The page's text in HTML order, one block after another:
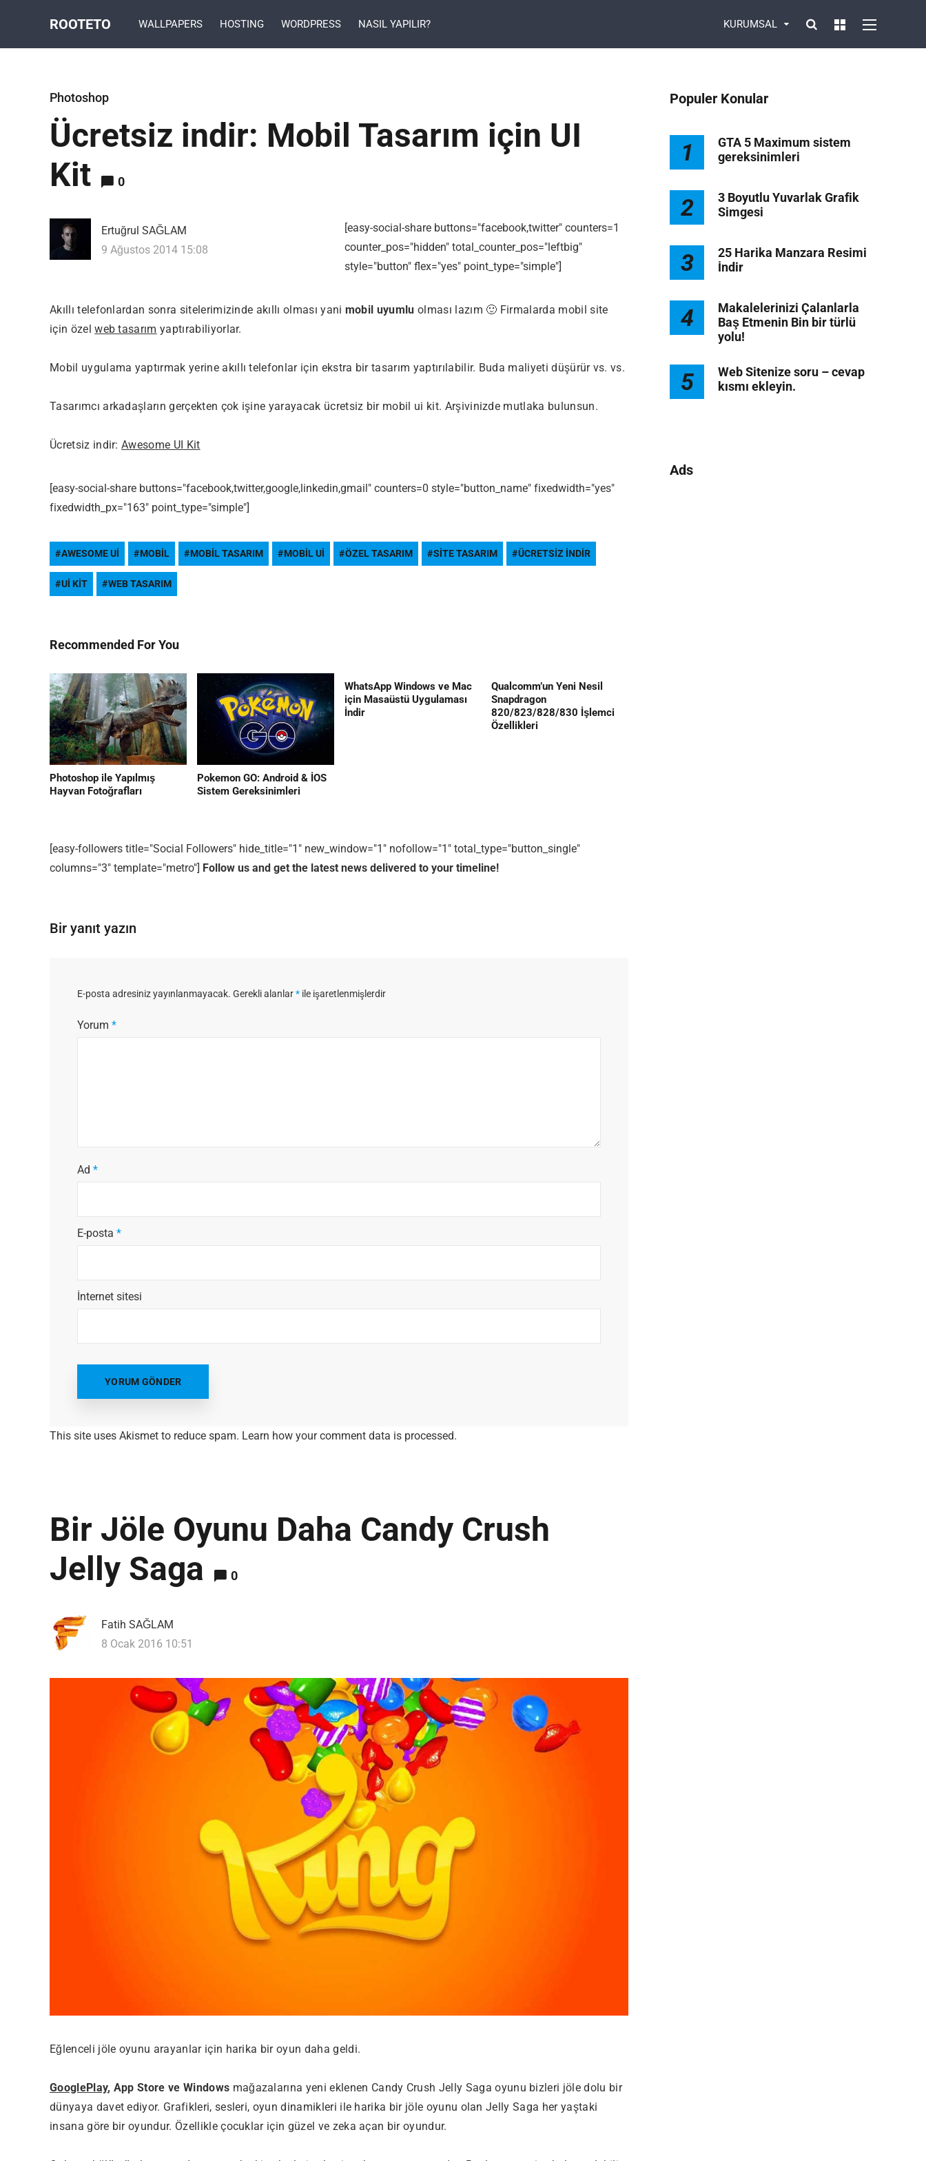
ROOTETO WALLPAPERS HOSTING WORDPRESS NASIL YAPILIR? KURUMSAL
Photoshop
Ücretsiz indir: Mobil Tasarım için UI
Kit
0
Ertuğrul SAĞLAM
9 Ağustos 2014 15:08
[easy-social-share buttons="facebook,twitter" counters=1
counter_pos="hidden" total_counter_pos="leftbig"
style="button" flex="yes" point_type="simple"]
Akıllı telefonlardan sonra sitelerimizinde akıllı olması yani mobil uyumlu olması lazım 🙂 Firmalarda mobil site
için özelweb tasarım yaptırabiliyorlar.
Mobil uygulama yaptırmak yerine akıllı telefonlar için ekstra bir tasarım yaptırılabilir. Buda maliyeti düşürür vs. vs.
Tasarımcı arkadaşların gerçekten çok işine yarayacak ücretsiz bir mobil ui kit. Arşivinizde mutlaka bulunsun.
Ücretsiz indir:Awesome UI Kit
[easy-social-share buttons="facebook,twitter,google,linkedin,gmail" counters=0 style="button_name" fixedwidth="yes"
fixedwidth_px="163" point_type="simple"]
AWESOME UI MOBIL MOBIL TASARIM MOBIL UI ÖZEL TASARIM SITE TASARIM ÜCRETSIZ INDIR
UI KIT WEB TASARIM
Recommended For You
Photoshop ile Yapılmış
Hayvan Fotoğrafları
Pokemon GO: Android & İOS
Sistem Gereksinimleri
WhatsApp Windows ve Mac
için Masaüstü Uygulaması
İndir
Qualcomm’un Yeni Nesil
Snapdragon
820/823/828/830 İşlemci
Özellikleri
[easy-followers title="Social Followers" hide_title="1" new_window="1" nofollow="1" total_type="button_single"
columns="3" template="metro"] Follow us and get the latest news delivered to your timeline!
Bir yanıt yazın
E-posta adresiniz yayınlanmayacak. Gerekli alanlar* ile işaretlenmişlerdir
Yorum *
Ad *
E-posta *
İnternet sitesi
This site uses Akismet to reduce spam. Learn how your comment data is processed.
Bir Jöle Oyunu Daha Candy Crush
Jelly Saga
0
Fatih SAĞLAM
8 Ocak 2016 10:51
Eğlenceli jöle oyunu arayanlar için harika bir oyun daha geldi.
GooglePlay, App Store ve Windows mağazalarına yeni eklenen Candy Crush Jelly Saga oyunu bizleri jöle dolu bir
dünyaya davet ediyor. Grafikleri, sesleri, oyun dinamikleri ile harika bir jöle oyunu olan Jelly Saga her yaştaki
insana göre bir oyundur. Özellikle çocuklar için güzel ve zeka açan bir oyundur.
Populer Konular
1
GTA 5 Maximum sistem
gereksinimleri
2
3 Boyutlu Yuvarlak Grafik
Simgesi
3
25 Harika Manzara Resimi
İndir
4
Makalelerinizi Çalanlarla
Baş Etmenin Bin bir türlü
yolu!
5
Web Sitenize soru – cevap
kısmı ekleyin.
Ads
Most Popular Topics
Editor Picks
1